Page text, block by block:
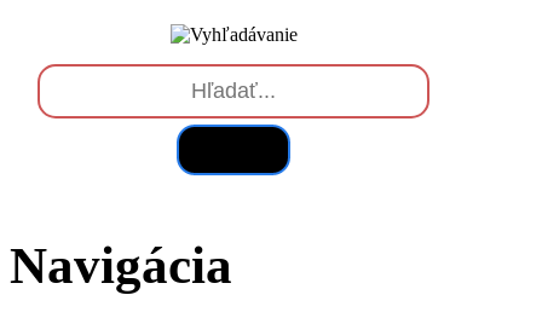
Navigácia